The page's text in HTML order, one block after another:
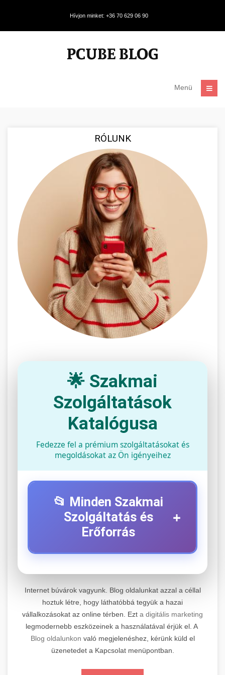
Hívjon minket: +36 70 629 06 90
Menü
RÓLUNK
🌟 Szakmai
Szolgáltatások
Katalógusa
Fedezze fel a prémium szolgáltatásokat és
megoldásokat az Ön igényeihez
📂 Minden Szakmai
Szolgáltatás és
Erőforrás
+
+
Professzionális elektromos roller javítási és
karbantartási szolgáltatások. Szakértő
technikusaink minőségi szervízt nyújtanak
minden jelentős márkához és modellhez.
Szervizközpont Látogatása
📊 2. Online Marketing
Ügynökség
+
Átfogó online marketing szolgáltatások,
beleértve a SEO-t, közösségi média kezelést és
Internet búvárok vagyunk. Blog oldalunkat azzal a céllal
hoztuk létre, hogy láthatóbbá tegyük a hazai
vállalkozásokat az online térben. Ezt a digitális marketing
legmodernebb eszközeinek a használatával érjük el. A
Blog oldalunkon való megjelenéshez, kérünk küld el
üzenetedet a Kapcsolat menüpontban.